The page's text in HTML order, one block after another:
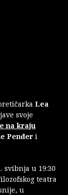
Lea
svoje
na kraju
Penđer i
svibnja u 19:30
teatra
u